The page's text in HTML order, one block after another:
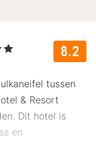
8.2
tussen
& Resort
Dit hotel is
en